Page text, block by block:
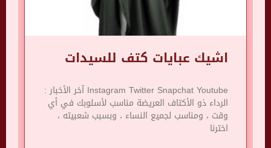
اشيك عبايات كتف للسيدات
Instagram Twitter Snapchat Youtube آخر الأخبار :
الرداء ذو ​​الأكتاف العريضة مناسب لأسلوبك في أي
وقت ، ومناسب لجميع النساء ، وبسبب شعبيته ،
اخترنا